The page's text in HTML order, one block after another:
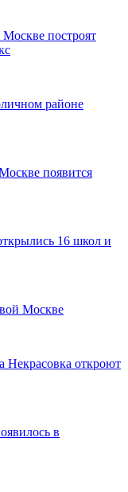
построят
районе
появится
16 школ и
Москве
Некрасовка откроют
в